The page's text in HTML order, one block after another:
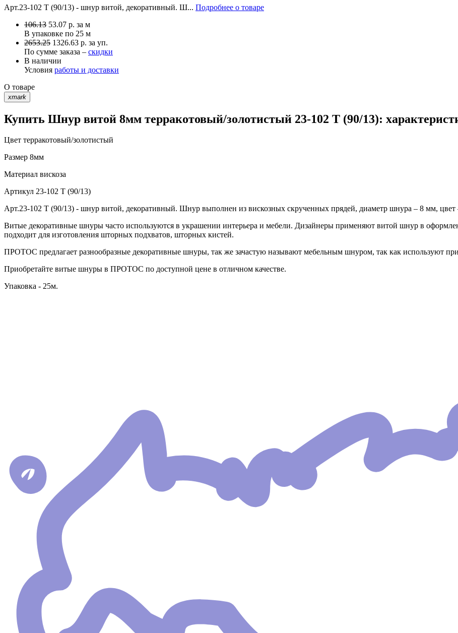
Арт.23-102 T (90/13) - шнур витой, декоративный. Ш... Подробнее о товаре
106.13 53.07 р. за м
В упаковке по 25 м
2653.25 1326.63 р. за уп.
По сумме заказа – скидки
В наличии
Условия работы и доставки
О товаре
xmark
Купить Шнур витой 8мм терракотовый/золотистый 23-102 T (90/13):
Цвет терракотовый/золотистый
Размер 8мм
Материал вискоза
Артикул 23-102 T (90/13)
Арт.23-102 T (90/13) - шнур витой, декоративный. Шнур выполнен из вискозных скрученных прядей, диаметр шнура – 8 мм, цвет
Витые декоративные шнуры часто используются в украшении интерьера и мебели. Дизайнеры применяют витой шнур в
подходит для изготовления шторных подхватов, шторных кистей.
ПРОТОС предлагает разнообразные декоративные шнуры, так же зачастую называют мебельным шнуром, так как используют
Приобретайте витые шнуры в ПРОТОС по доступной цене в отличном качестве.
Упаковка - 25м.